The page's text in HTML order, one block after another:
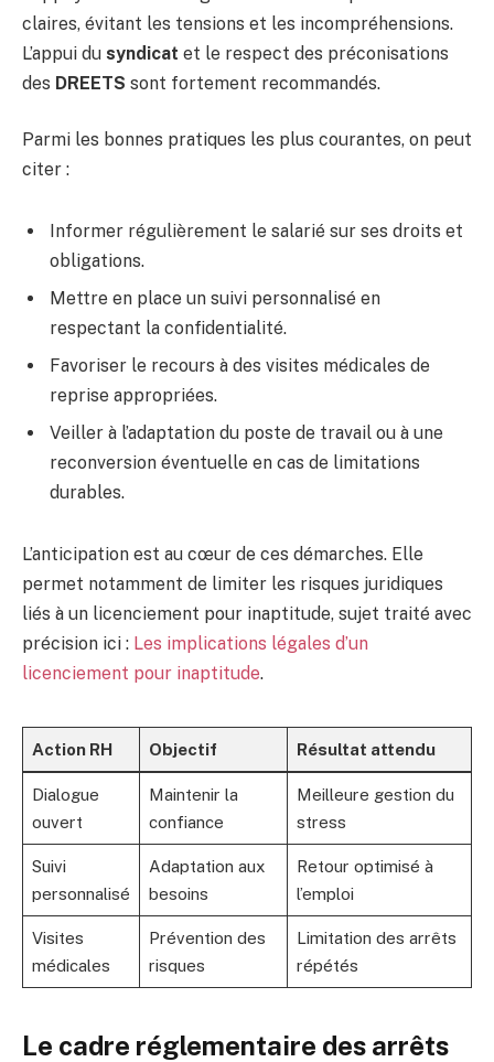
claires, évitant les tensions et les incompréhensions.
L’appui du syndicat et le respect des préconisations
des DREETS sont fortement recommandés.
Parmi les bonnes pratiques les plus courantes, on peut
citer :
Informer régulièrement le salarié sur ses droits et
obligations.
Mettre en place un suivi personnalisé en
respectant la confidentialité.
Favoriser le recours à des visites médicales de
reprise appropriées.
Veiller à l’adaptation du poste de travail ou à une
reconversion éventuelle en cas de limitations
durables.
L’anticipation est au cœur de ces démarches. Elle
permet notamment de limiter les risques juridiques
liés à un licenciement pour inaptitude, sujet traité avec
précision ici : Les implications légales d’un
licenciement pour inaptitude.
Action RH Objectif Résultat attendu
Dialogue
ouvert
Maintenir la
confiance
Meilleure gestion du
stress
Suivi
personnalisé
Adaptation aux
besoins
Retour optimisé à
l’emploi
Visites
médicales
Prévention des
risques
Limitation des arrêts
répétés
Le cadre réglementaire des arrêts